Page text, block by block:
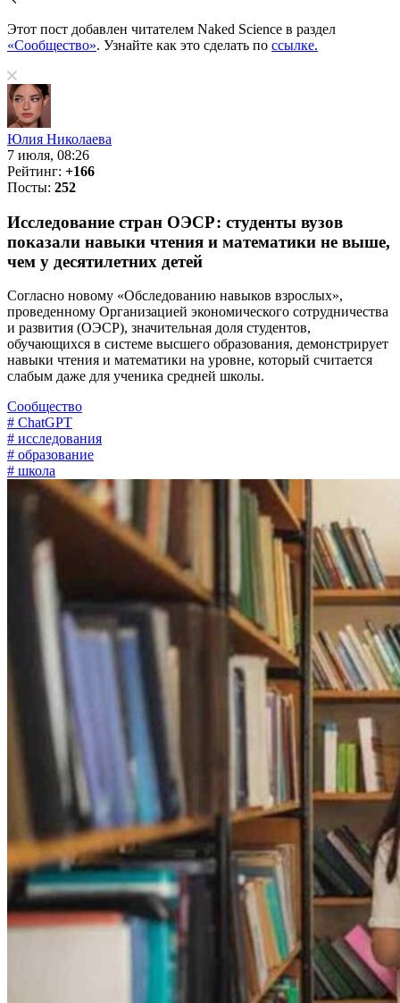
Этот пост добавлен читателем Naked Science в раздел
«Сообщество». Узнайте как это сделать по ссылке.
Юлия Николаева
7 июля, 08:26
Рейтинг: +166
Посты: 252
Исследование стран ОЭСР: студенты вузов
показали навыки чтения и математики не выше,
чем у десятилетних детей
Согласно новому «Обследованию навыков взрослых»,
проведенному Организацией экономического сотрудничества
и развития (ОЭСР), значительная доля студентов,
обучающихся в системе высшего образования, демонстрирует
навыки чтения и математики на уровне, который считается
слабым даже для ученика средней школы.
Сообщество
# ChatGPT
# исследования
# образование
# школа